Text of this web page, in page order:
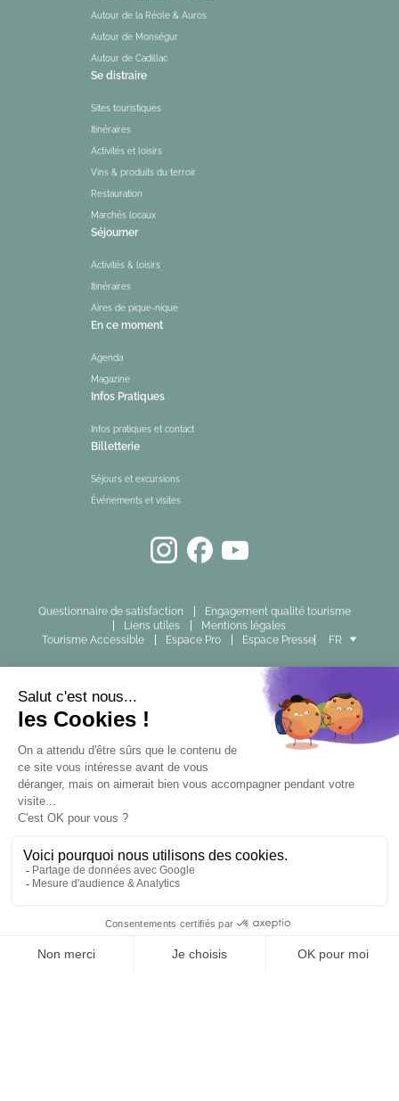
Autour de la Réole & Auros
Autour de Monségur
Autour de Cadillac
Se distraire
Sites touristiques
Itinéraires
Activités et loisirs
Vins & produits du terroir
Restauration
Marchés locaux
Séjourner
Activités & loisirs
Itinéraires
Aires de pique-nique
En ce moment
Agenda
Magazine
Infos Pratiques
Infos pratiques et contact
Billetterie
Séjours et excursions
Événements et visites
Questionnaire de satisfaction
Engagement qualité tourisme
Liens utiles
Mentions légales
Tourisme Accessible
Espace Pro Espace Presse
FR
ES